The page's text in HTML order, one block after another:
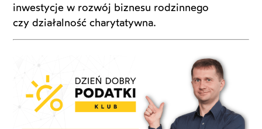
inwestycje w rozwój biznesu rodzinnego
czy działalność charytatywna.